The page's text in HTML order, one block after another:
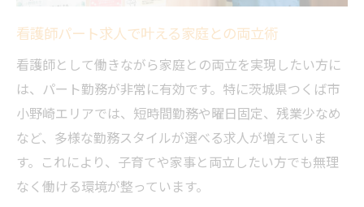
家庭と両立できる看護師ライフの具体例
看護師求人選びで叶う小野崎の理想の暮ら
し
短時間勤務やブランク歓迎の職場選び術
短時間勤務が魅力の看護師パート求人情報
看護師パート求人で叶える家庭との両立術
看護師として働きながら家庭との両立を実現したい方に
は、パート勤務が非常に有効です。特に茨城県つくば市
小野崎エリアでは、短時間勤務や曜日固定、残業少なめ
など、多様な勤務スタイルが選べる求人が増えていま
す。これにより、子育てや家事と両立したい方でも無理
なく働ける環境が整っています。